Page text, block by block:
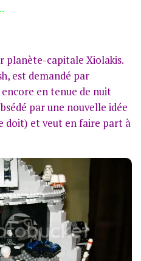
planète-capitale Xiolakis.
est demandé par
en tenue de nuit
par une nouvelle idée
doit) et veut en faire part à